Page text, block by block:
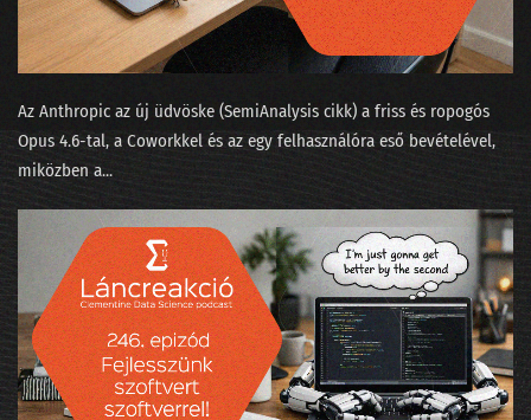
062 - Halott színészek hamis videókban
061 - Az AI hőse és egy robot fényképezőgép nélkül
060 - Felesleges AI és a hasznos szuperappok
059 - Yang Győző: nyelvi modellek
058 - Élőzés a dataSTREAM 2022 konferencián
057 - Quora.com barangolás a gépi tanulás körül
056 - Tikk Domonkos: Az ajánlórendszer-üzlet
055 - A gépi tanulás algoritmusai
054 - Tényleg, milyen nagy a Big Data?
Az Anthropic az új üdvöske (SemiAnalysis cikk⁠) a friss és ropogós
Opus 4.6-tal, a Coworkkel és az ⁠egy felhasználóra eső bevételével⁠,
miközben a...